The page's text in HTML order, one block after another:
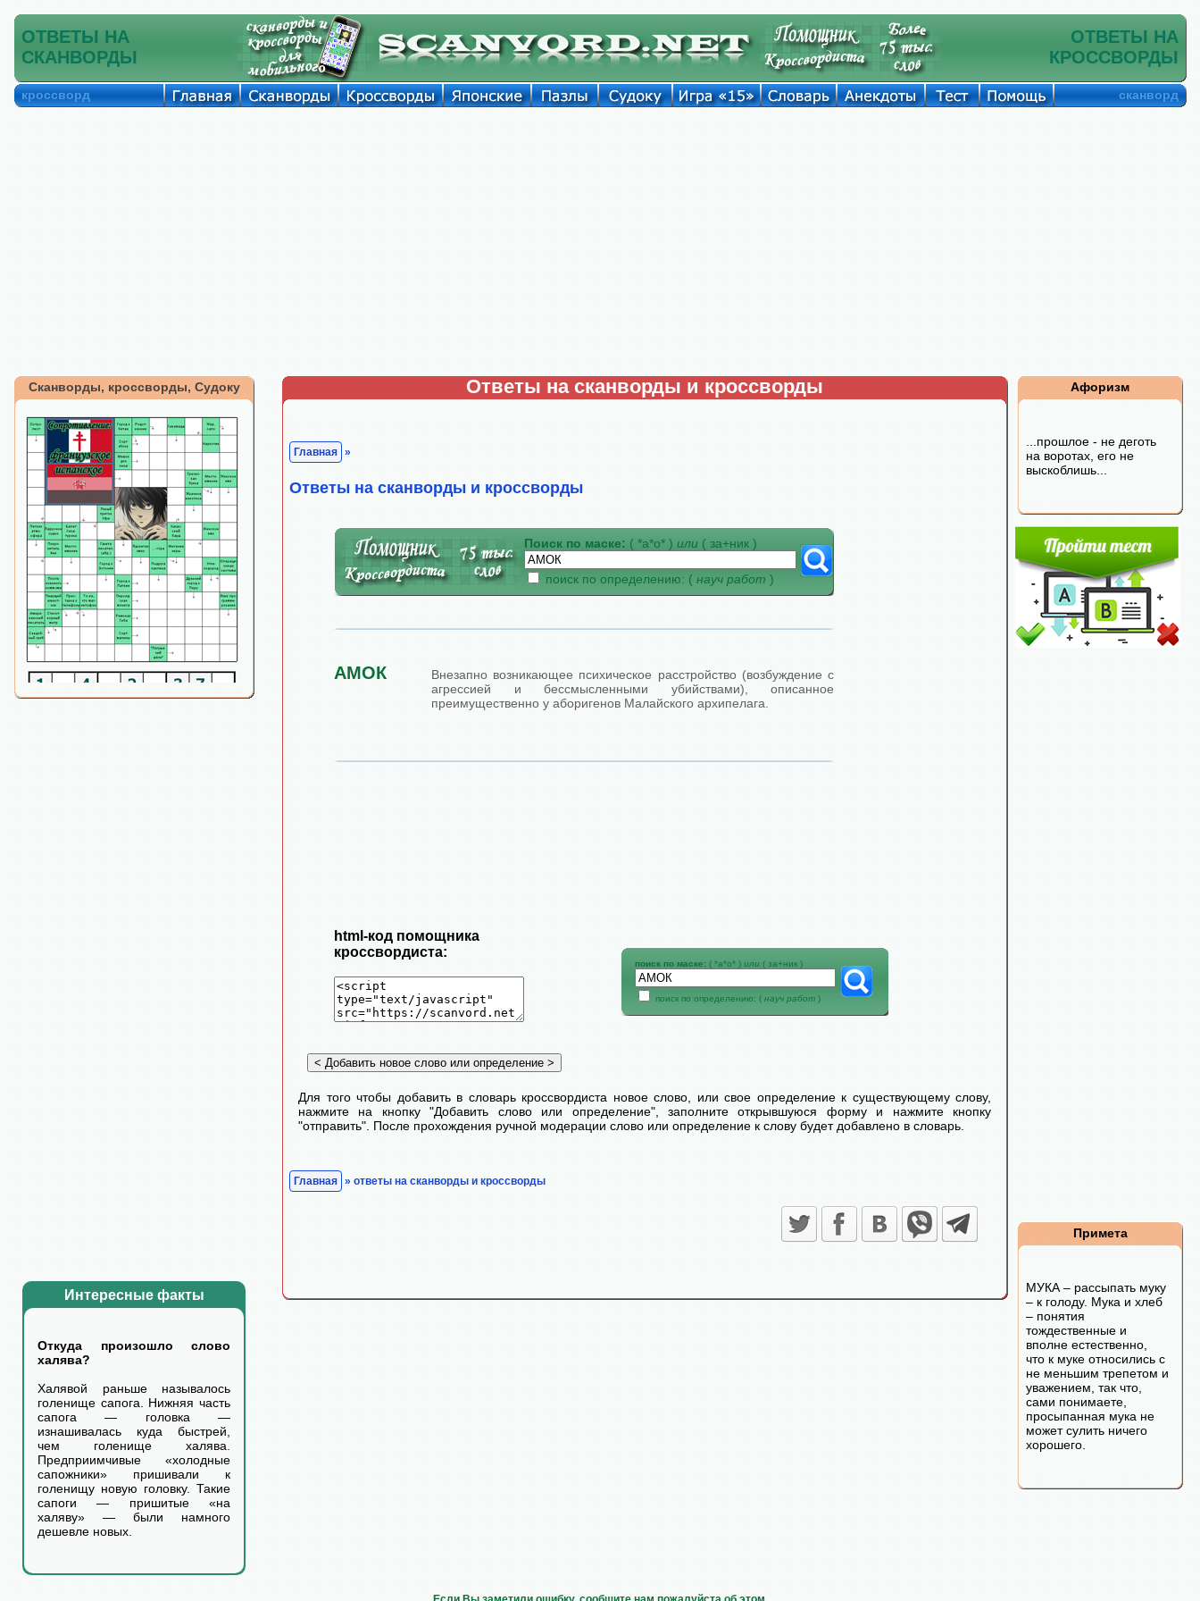
ОТВЕТЫ НА
СКАНВОРДЫ
ОТВЕТЫ НА
КРОССВОРДЫ
кроссворд сканворд
Сканворды, кроссворды, Судоку
Интересные факты
Откуда произошло слово
халява?
Халявой раньше называлось
голенище сапога. Нижняя часть
сапога — головка —
изнашивалась куда быстрей,
чем голенище халява.
Предприимчивые «холодные
сапожники» пришивали к
голенищу новую головку. Такие
сапоги — пришитые «на
халяву» — были намного
дешевле новых.
Ответы на сканворды и кроссворды
Главная »
Ответы на сканворды и кроссворды
Поиск по маске: ( *а*о* ) или ( за+ник )
поиск по определению: ( науч работ )
АМОК
Внезапно возникающее психическое расстройство (возбуждение с
агрессией и бессмысленными убийствами), описанное
преимущественно у аборигенов Малайского архипелага.
html-код помощника
кроссвордиста:
поиск по маске: ( *а*о* ) или ( за+ник )
поиск по определению: ( науч работ )
Для того чтобы добавить в словарь кроссвордиста новое слово, или свое определение к существующему слову,
нажмите на кнопку "Добавить слово или определение", заполните открывшуюся форму и нажмите кнопку
"отправить". После прохождения ручной модерации слово или определение к слову будет добавлено в словарь.
Главная » ответы на сканворды и кроссворды
Афоризм
...прошлое - не деготь
на воротах, его не
выскоблишь...
Примета
МУКА – рассыпать муку
– к голоду. Мука и хлеб
– понятия
тождественные и
вполне естественно,
что к муке относились с
не меньшим трепетом и
уважением, так что,
сами понимаете,
просыпанная мука не
может сулить ничего
хорошего.